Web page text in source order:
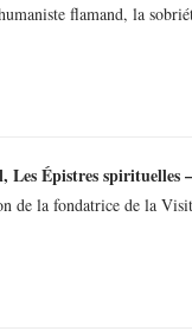
flamand, la
Les Épistres
de la fondatrice de la